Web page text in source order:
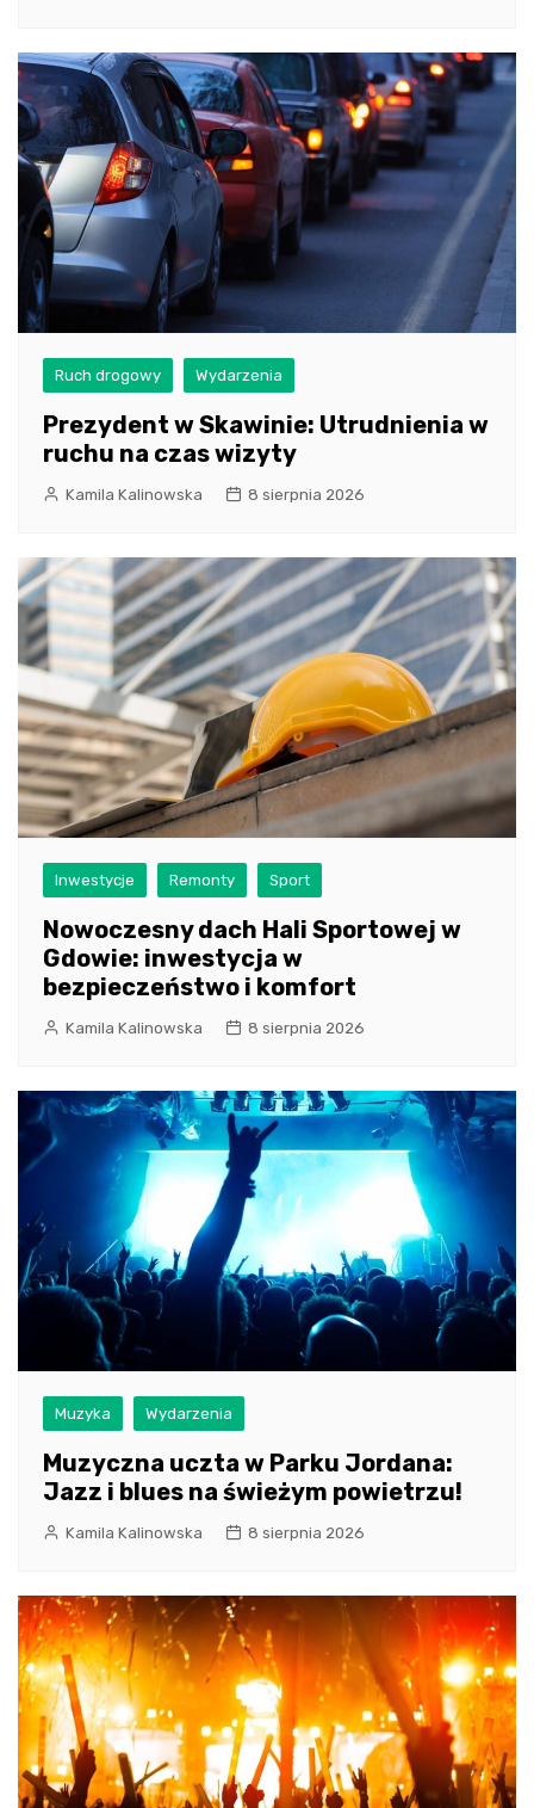
Ruch drogowy Wydarzenia
Prezydent w Skawinie: Utrudnienia w
ruchu na czas wizyty
Kamila Kalinowska 8 sierpnia 2026
Inwestycje Remonty Sport
Nowoczesny dach Hali Sportowej w
Gdowie: inwestycja w
bezpieczeństwo i komfort
Kamila Kalinowska 8 sierpnia 2026
Muzyka Wydarzenia
Muzyczna uczta w Parku Jordana:
Jazz i blues na świeżym powietrzu!
Kamila Kalinowska 8 sierpnia 2026